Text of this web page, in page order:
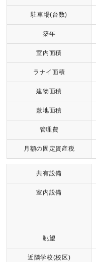
駐車場(台数)
築年
室内面積
ラナイ面積
建物面積
敷地面積
管理費
月額の固定資産税
共有設備
室内設備
眺望
近隣学校(校区)